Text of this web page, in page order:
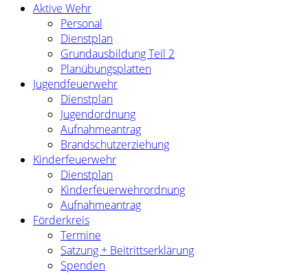
Aktive Wehr
Personal
Dienstplan
Grundausbildung Teil 2
Planübungsplatten
Jugendfeuerwehr
Dienstplan
Jugendordnung
Aufnahmeantrag
Brandschutzerziehung
Kinderfeuerwehr
Dienstplan
Kinderfeuerwehrordnung
Aufnahmeantrag
Förderkreis
Termine
Satzung + Beitrittserklärung
Spenden